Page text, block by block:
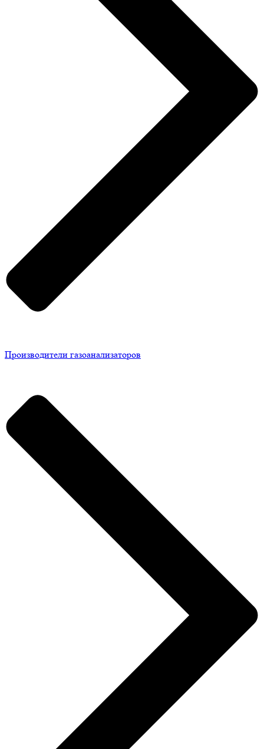
Производители газоанализаторов